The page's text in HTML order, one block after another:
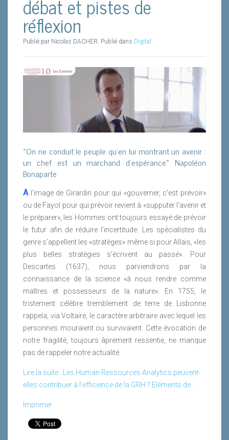
technologies pour organiser et d’aider les hommes et
les femmes à grandir en faisant grandir leur
entreprise.
non soluble qu’est le talent. Avec l’IA, elle peut
construire le potentiel plutôt que le référentiel…Et
provoquer « quotient réactionnel », qui pour filer la
métaphore chimique, voire alchimique, est la garantie
de l’équilibre de la solution-organisation.
leur donnant un cadre pour qu’ils s’épanouissent,
c’est-à-dire pour nous qu’ils soient mobiles, agiles,
apprenant, pour qu’ils accompagnent ou qu’ils soient
à l’origine des bonnes transformations qui permettent
à l’entreprise de s’adapter, se renouveler et perdurer.
Lire la suite
débat et pistes de
réflexion
Publié par Nicolas DACHER. Publié dans Digital
«On ne conduit le peuple qu’en lui montrant un avenir :
un chef est un marchand d’espérance» Napoléon
Bonaparte
A l’image de Girardin pour qui «gouverner, c’est prévoir»
ou de Fayol pour qui prévoir revient à «supputer l’avenir et
le préparer», les Hommes ont toujours essayé de prévoir
le futur afin de réduire l’incertitude. Les spécialistes du
genre s’appellent les «stratèges» même si pour Allais, «les
plus belles stratégies s’écrivent au passé». Pour
Descartes (1637), nous parviendrons par la
connaissance de la science «à nous rendre comme
maîtres et possesseurs de la nature». En 1755, le
tristement célèbre tremblement de terre de Lisbonne
rappela, via Voltaire, le caractère arbitraire avec lequel les
personnes mouraient ou survivaient. Cette évocation de
notre fragilité, toujours âprement ressentie, ne manque
pas de rappeler notre actualité.
Lire la suite : Les Human Ressources Analytics peuvent-
elles contribuer à l’efficience de la GRH ? Eléments de...
Imprimer